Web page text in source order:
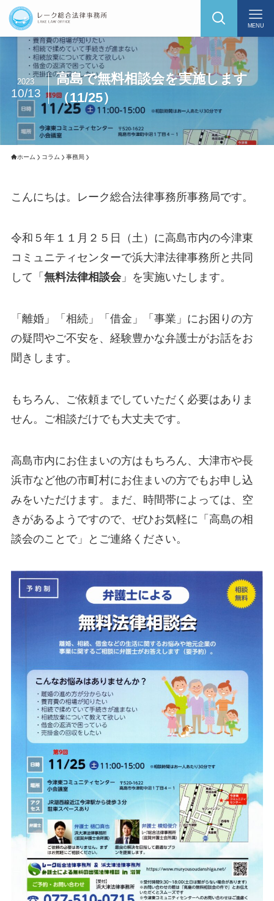
MENU
高島で無料相談会を実施します
（11/25）
2023
10/13
ホーム コラム 事務局
こんにちは。レーク総合法律事務所事務局です。
令和５年１１月２５日（土）に高島市内の今津東
コミュニティセンターで浜大津法律事務所と共同
して「 無料法律相談会」を実施いたします。
「離婚」「相続」「借金」「事業」にお困りの方
の疑問やご不安を、経験豊かな弁護士がお話をお
聞きします。
もちろん、ご依頼までしていただく必要はありま
せん。ご相談だけでも大丈夫です。
高島市内にお住まいの方はもちろん、大津市や長
浜市など他の市町村にお住まいの方でもお申し込
みをいただけます。まだ、時間帯によっては、空
きがあるようですので、ぜひお気軽に「高島の相
談会のことで」とご連絡ください。